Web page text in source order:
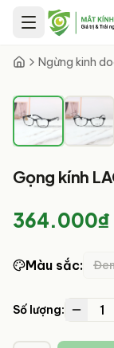
Chuyển đến nội
Ngừng kinh
Gọng kính
364.000₫
Màu sắc:
Số lượng: 1